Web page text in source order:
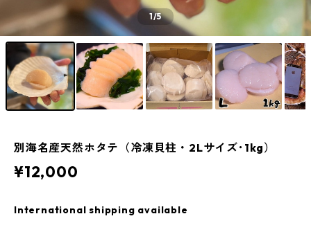
1/5
別海名産天然ホタテ（冷凍貝柱・2Lサイズ･1kg）
¥12,000
International shipping available